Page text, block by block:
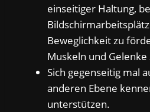
einseitiger Haltung,
Beweglichkeit zu
Muskeln und
Sich gegenseitig mal
anderen Ebene
unterstützen.